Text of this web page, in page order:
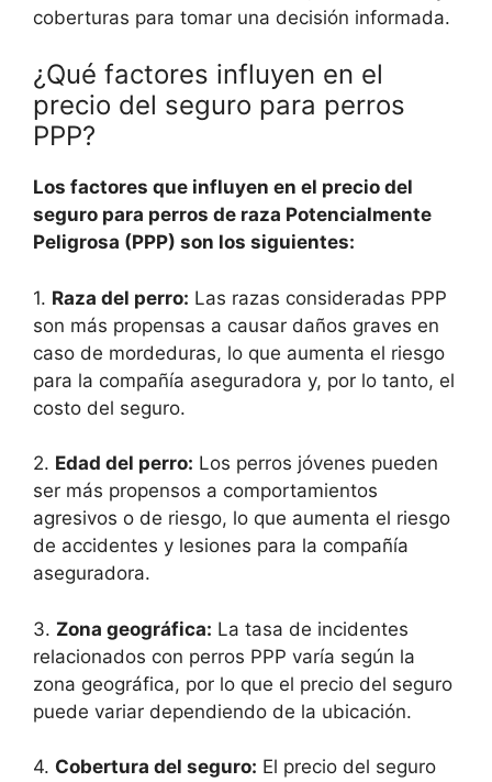
coberturas para tomar una decisión informada.
¿Qué factores influyen en el
precio del seguro para perros
PPP?
Los factores que influyen en el precio del
seguro para perros de raza Potencialmente
Peligrosa (PPP) son los siguientes:
1. Raza del perro: Las razas consideradas PPP
son más propensas a causar daños graves en
caso de mordeduras, lo que aumenta el riesgo
para la compañía aseguradora y, por lo tanto, el
costo del seguro.
2. Edad del perro: Los perros jóvenes pueden
ser más propensos a comportamientos
agresivos o de riesgo, lo que aumenta el riesgo
de accidentes y lesiones para la compañía
aseguradora.
3. Zona geográfica: La tasa de incidentes
relacionados con perros PPP varía según la
zona geográfica, por lo que el precio del seguro
puede variar dependiendo de la ubicación.
4. Cobertura del seguro: El precio del seguro